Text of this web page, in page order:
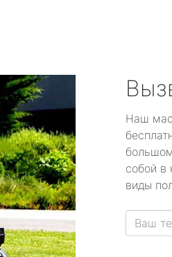
Наш
собой в
виды